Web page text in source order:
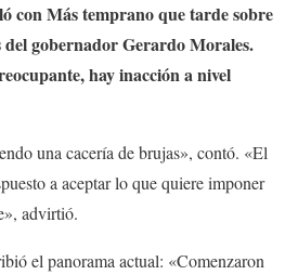
con Más temprano que tarde sobre
del gobernador Gerardo Morales.
hay inacción a nivel
una cacería de brujas», contó. «El
a aceptar lo que quiere imponer
advirtió.
el panorama actual: «Comenzaron